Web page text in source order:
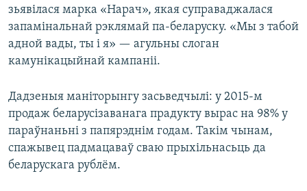
зьявілася марка «Нарач», якая суправаджалася
запамінальнай рэклямай па-беларуску. «Мы з табой
адной вады, ты і я» — агульны слоган
камунікацыйнай кампаніі.
Дадзеныя маніторынгу засьведчылі: у 2015-м
продаж беларусізаванага прадукту вырас на 98% у
параўнаньні з папярэднім годам. Такім чынам,
спажывец падмацаваў сваю прыхільнасьць да
беларускага рублём.